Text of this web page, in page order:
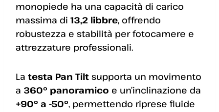
monopiede ha una capacità di carico
massima di 13,2 libbre, offrendo
robustezza e stabilità per fotocamere e
attrezzature professionali.
La testa Pan Tilt supporta un movimento
a 360° panoramico e un’inclinazione da
+90° a -50°, permettendo riprese fluide